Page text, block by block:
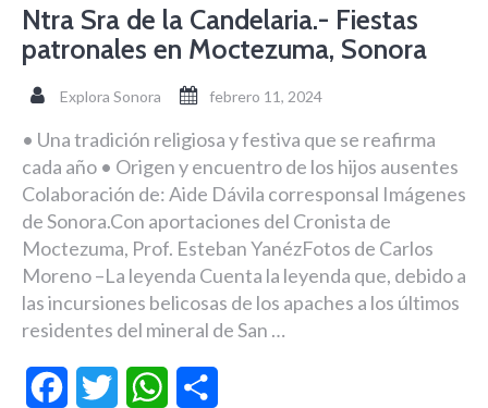
Ntra Sra de la Candelaria.- Fiestas
patronales en Moctezuma, Sonora
Explora Sonora febrero 11, 2024
• Una tradición religiosa y festiva que se reafirma
cada año • Origen y encuentro de los hijos ausentes
Colaboración de: Aide Dávila corresponsal Imágenes
de Sonora.Con aportaciones del Cronista de
Moctezuma, Prof. Esteban YanézFotos de Carlos
Moreno –La leyenda Cuenta la leyenda que, debido a
las incursiones belicosas de los apaches a los últimos
residentes del mineral de San …
FacebookTwitter WhatsApp